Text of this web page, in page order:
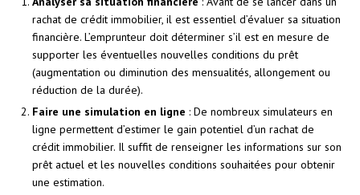
rachat de crédit immobilier, il est essentiel d’évaluer sa situation
financière. L’emprunteur doit déterminer s’il est en mesure de
supporter les éventuelles nouvelles conditions du prêt
(augmentation ou diminution des mensualités, allongement ou
réduction de la durée).
Faire une simulation en ligne : De nombreux simulateurs en
ligne permettent d’estimer le gain potentiel d’un rachat de
crédit immobilier. Il suffit de renseigner les informations sur son
prêt actuel et les nouvelles conditions souhaitées pour obtenir
une estimation.